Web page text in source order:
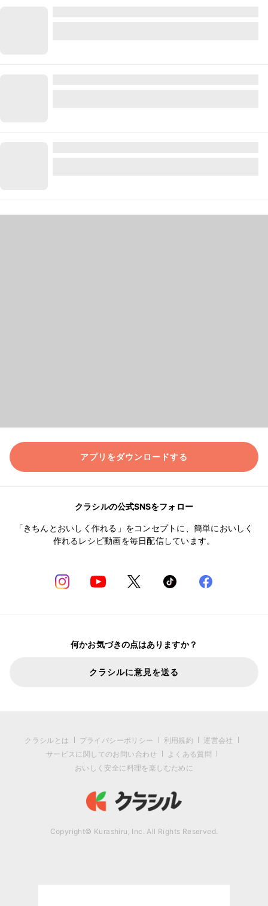
アプリをダウンロードする
クラシルの公式SNSをフォロー
「きちんとおいしく作れる」をコンセプトに、簡単においしく
作れるレシピ動画を毎日配信しています。
何かお気づきの点はありますか？
クラシルに意見を送る
クラシルとは プライバシーポリシー 利用規約
運営会社
サービスに関してのお問い合わせ
よくある質問
おいしく安全に料理を楽しむために
Copyright© Kurashiru, Inc. All Rights Reserved.